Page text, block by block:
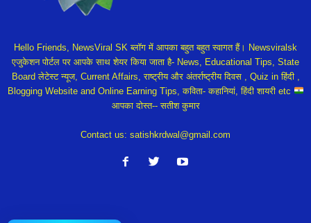
Hello Friends, NewsViral SK ब्लॉग में आपका बहुत बहुत स्वागत हैं। Newsviralsk
एजुकेशन पोर्टल पर आपके साथ शेयर किया जाता है- News, Educational Tips, State
Board लेटेस्ट न्यूज, Current Affairs, राष्ट्रीय और अंतर्राष्ट्रीय दिवस , Quiz in हिंदी ,
Blogging Website and Online Earning Tips, कविता- कहानियां, हिंदी शायरी etc
आपका दोस्त-- सतीश कुमार
Contact us: satishkrdwal@gmail.com